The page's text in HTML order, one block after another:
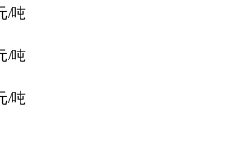
/吨
/吨
/吨